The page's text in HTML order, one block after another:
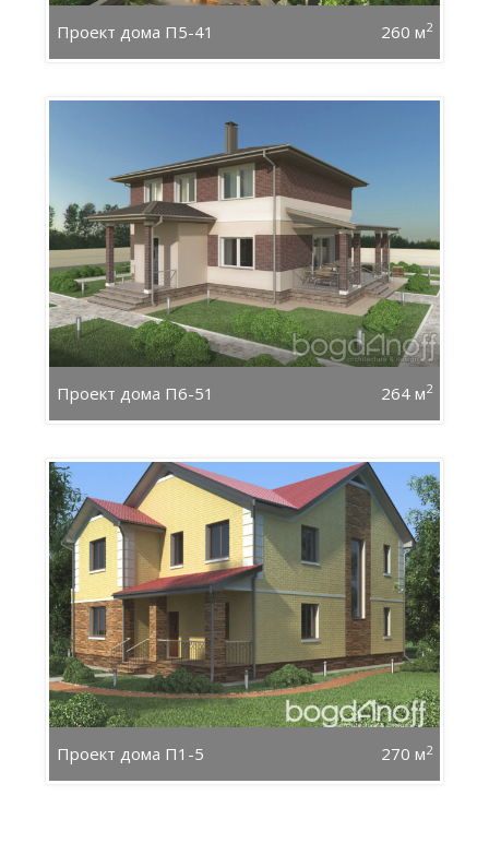
Проект дома П5-41 260 м2
Проект дома П6-51 264 м2
Проект дома П1-5 270 м2